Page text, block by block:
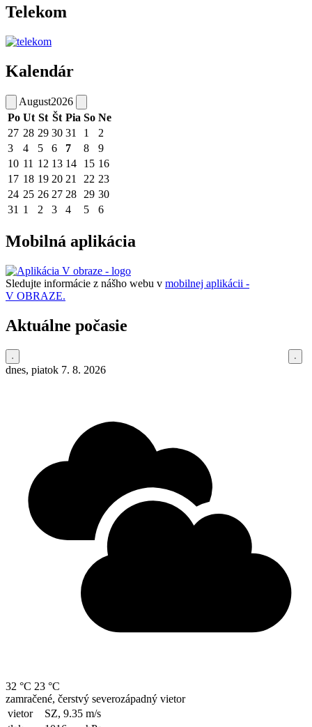
Telekom
Kalendár
August2026
Po Ut St Št Pia So Ne
27 28 29 30 31 1
2
3
4 5 6 7 8
9
10 11 12 13 14 15 16
17 18 19 20 21 22 23
24 25 26 27 28 29 30
31 1 2 3 4 5 6
Mobilná aplikácia
Sledujte informácie z nášho webu v mobilnej aplikácii -
V OBRAZE.
Aktuálne počasie
dnes, piatok 7. 8. 2026
32 °C 23 °C
zamračené, čerstvý severozápadný vietor
vietor
SZ, 9.35 m/s